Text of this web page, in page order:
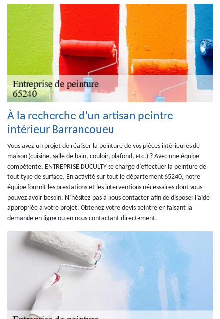
À la recherche d’un artisan peintre
intérieur Barrancoueu
Vous avez un projet de réaliser la peinture de vos pièces intérieures de
maison (cuisine, salle de bain, couloir, plafond, etc.) ? Avec une équipe
compétente, ENTREPRISE DUCULTY se charge d’effectuer la peinture de
tout type de surface. En activité sur tout le département 65240, notre
équipe fournit les prestations et les interventions nécessaires dont vous
pouvez avoir besoin. N’hésitez pas à nous contacter afin de disposer l’aide
appropriée à votre projet. Obtenez votre devis peintre en faisant la
demande en ligne ou en nous contactant directement.